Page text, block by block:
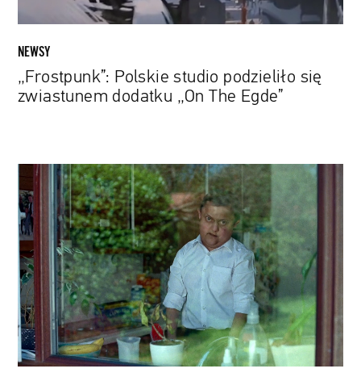
NEWSY
„Frostpunk”: Polskie studio podzieliło się
zwiastunem dodatku „On The Egde”
jesteśmy
superbohaterami".
Zobacz
niezwykłą
kampanię